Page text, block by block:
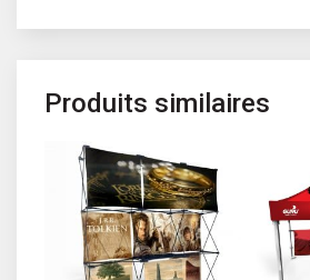
Produits similaires
Ce produit a plusieurs variations.Ce